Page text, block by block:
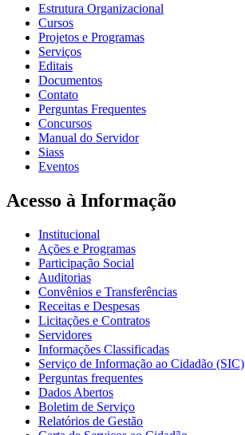
Estrutura Organizacional
Cursos
Projetos e Programas
Serviços
Editais
Documentos
Contato
Perguntas Frequentes
Concursos
Manual do Servidor
Siass
Eventos
Acesso à Informação
Institucional
Ações e Programas
Participação Social
Auditorias
Convênios e Transferências
Receitas e Despesas
Licitações e Contratos
Servidores
Informações Classificadas
Serviço de Informação ao Cidadão (SIC)
Perguntas frequentes
Dados Abertos
Boletim de Serviço
Relatórios de Gestão